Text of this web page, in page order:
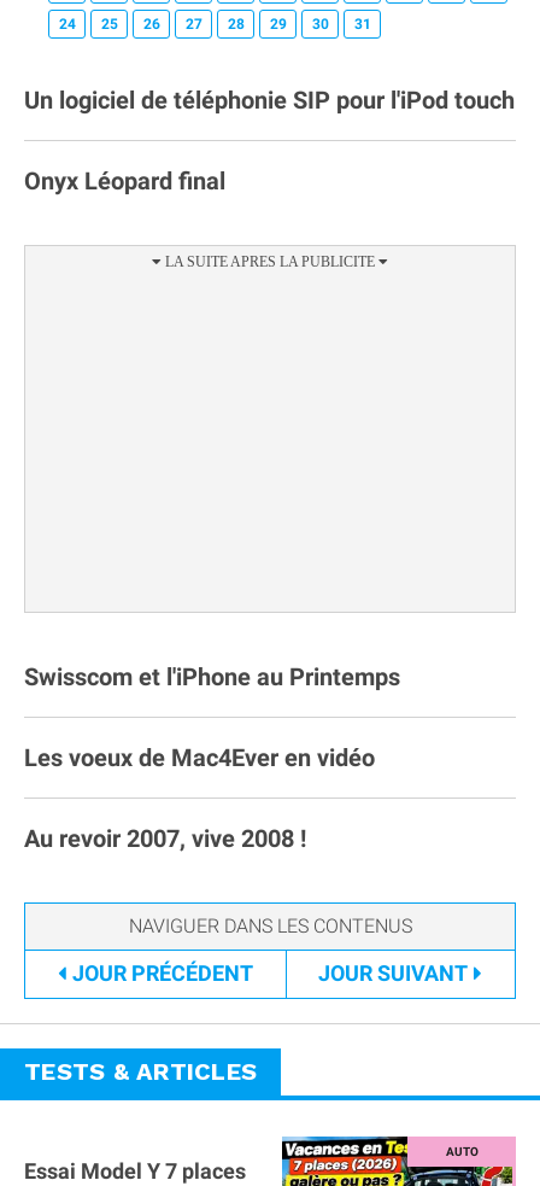
24 25 26 27 28 29 30 31
Un logiciel de téléphonie SIP pour l'iPod touch
Onyx Léopard final
Swisscom et l'iPhone au Printemps
Les voeux de Mac4Ever en vidéo
Au revoir 2007, vive 2008 !
JOUR PRÉCÉDENT JOURSUIVANT
TESTS & ARTICLES
Essai Model Y 7 places